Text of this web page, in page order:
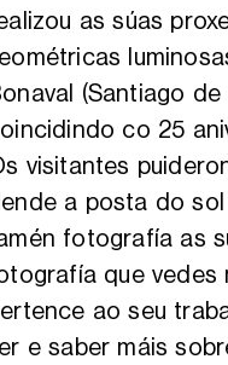
as súas
(Santiago
co 25
visitantes
a posta do
fotografía as
que vedes
ao seu
e saber máis